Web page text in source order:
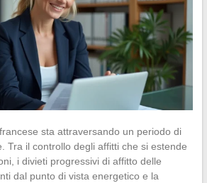
sta attraversando un periodo di
Tra il controllo degli affitti che si estende
i divieti progressivi di affitto delle
dal punto di vista energetico e la